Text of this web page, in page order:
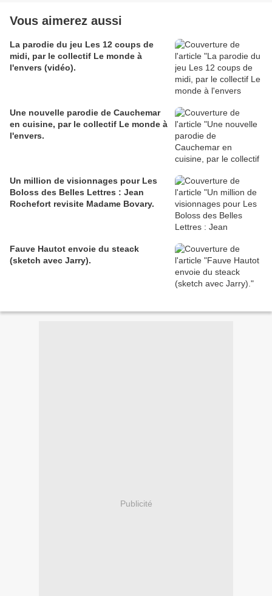
Vous aimerez aussi
La parodie du jeu Les 12 coups de
midi, par le collectif Le monde à
l'envers (vidéo).
Une nouvelle parodie de Cauchemar
en cuisine, par le collectif Le monde à
l'envers.
Un million de visionnages pour Les
Boloss des Belles Lettres : Jean
Rochefort revisite Madame Bovary.
Fauve Hautot envoie du steack
(sketch avec Jarry).
Publicité